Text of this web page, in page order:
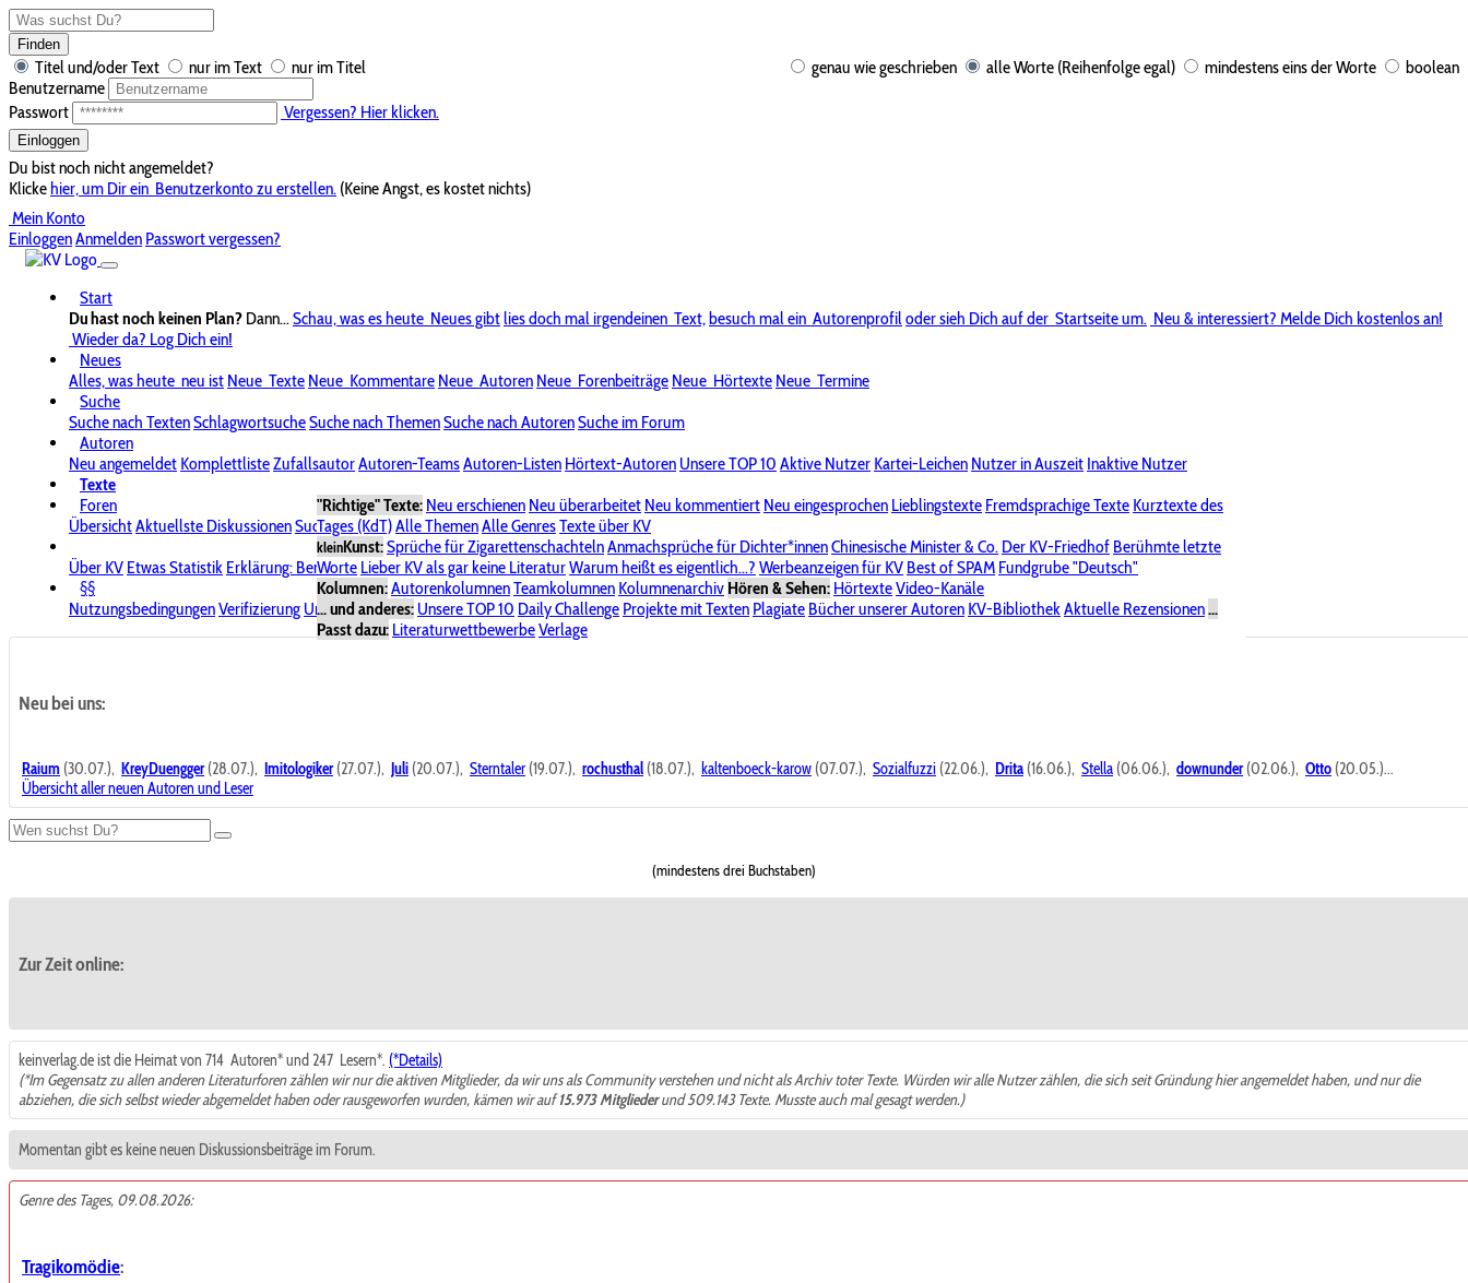
Finden
genau wie geschrieben alle Worte (Reihenfolge egal) mindestens eins der Worte boolean
Titel und/oder Text nur im Text
nur im Titel
Benutzername
Passwort
Vergessen? Hier klicken.
Einloggen
Du bist noch nicht angemeldet?
Klickehier, um Dir ein Benutzerkonto zu erstellen. (Keine Angst, es kostet nichts)
Mein Konto
EinloggenAnmelden Passwort vergessen?
Start
Du hast noch keinen Plan? Dann...Schau, was es heute Neues gibtlies doch mal irgendeinen Text,besuch mal ein Autorenprofiloder sieh Dich auf der Startseite um. Neu & interessiert? Melde Dich kostenlos an!
Wieder da? Log Dich ein!
Neues
Alles, was heute neu ist Neue Texte Neue Kommentare Neue Autoren Neue Forenbeiträge Neue Hörtexte Neue Termine
Suche
Suche nach TextenSchlagwortsucheSuche nach ThemenSuche nach AutorenSuche im Forum
Autoren
Neu angemeldet KomplettlisteZufallsautorAutoren-TeamsAutoren-Listen Hörtext-Autoren Unsere TOP 10 Aktive Nutzer Kartei-Leichen Nutzer in Auszeit Inaktive Nutzer
Texte
"Richtige" Texte: Neu erschienen Neu überarbeitet Neu kommentiert Neu eingesprochen Lieblingstexte Fremdsprachige Texte Kurztexte des
Tages (KdT)Alle ThemenAlle GenresTexte über KV
kleinKunst:Sprüche für ZigarettenschachtelnAnmachsprüche für Dichter*innenChinesische Minister & Co. Der KV-Friedhof Berühmte letzte
Worte Lieber KV als gar keine LiteraturWarum heißt es eigentlich...? Werbeanzeigen für KV Best of SPAM Fundgrube "Deutsch"
Kolumnen:AutorenkolumnenTeamkolumnen Kolumnenarchiv Hören & Sehen: HörtexteVideo-Kanäle
... und anderes: Unsere TOP 10 Daily Challenge Projekte mit Texten Plagiate Bücher unserer Autoren KV-BibliothekAktuelle Rezensionen...
Passt dazu: LiteraturwettbewerbeVerlage
Foren
ÜbersichtAktuellste DiskussionenSuche im ForumBereich "KV-Board"Bereich "Literatur & Schreiberei"
Über KV Etwas Statistik Erklärung: BenutzersymboleSpende für KV Unsere SpenderlisteAlle Wege führen zu KVPasswort vergessen?
§§
NutzungsbedingungenVerifizierung UrheberrechtAvatare & BilderStalkingDatenschutzerklärungImpressum
Neu bei uns:
Raium (30.07.), KreyDuengger(28.07.), Imitologiker(27.07.), Juli (20.07.), Sterntaler (19.07.), rochusthal (18.07.), kaltenboeck-karow (07.07.), Sozialfuzzi (22.06.), Drita (16.06.), Stella (06.06.), downunder(02.06.), Otto (20.05.)...
Übersicht aller neuen Autoren und Leser
(mindestens drei Buchstaben)
Zur Zeit online:
keinverlag.de ist die Heimat von 714 Autoren* und 247 Lesern*. (*Details)
(*Im Gegensatz zu allen anderen Literaturforen zählen wir nur die aktiven Mitglieder, da wir uns als Community verstehen und nicht als Archiv toter Texte. Würden wir alle Nutzer zählen, die sich seit Gründung hier angemeldet haben, und nur die
abziehen, die sich selbst wieder abgemeldet haben oder rausgeworfen wurden, kämen wir auf15.973 Mitgliederund 509.143 Texte. Musste auch mal gesagt werden.)
Momentan gibt es keine neuen Diskussionsbeiträge im Forum.
Genre des Tages, 09.08.2026:
Tragikomödie: